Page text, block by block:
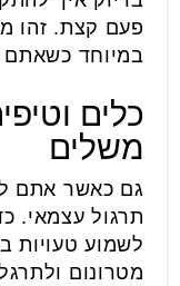
פעם קצת. זהו
במיוחד
כלים
משלים
גם כאשר אתם
תרגול עצמאי.
לשמוע טעויות
מטרונום